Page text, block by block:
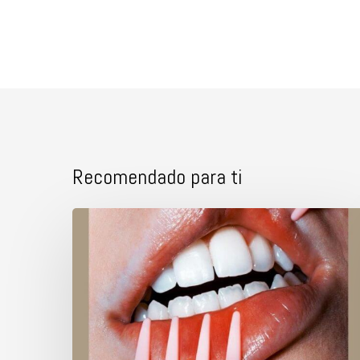
Recomendado para ti
¿Blanqueamiento
clínica